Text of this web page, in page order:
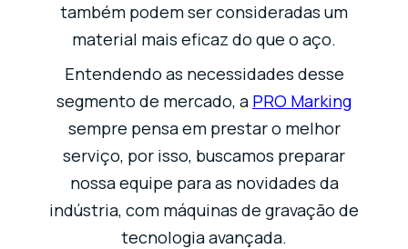
também podem ser consideradas um
material mais eficaz do que o aço.
Entendendo as necessidades desse
segmento de mercado, a PRO Marking
sempre pensa em prestar o melhor
serviço, por isso, buscamos preparar
nossa equipe para as novidades da
indústria, com máquinas de gravação de
tecnologia avançada.